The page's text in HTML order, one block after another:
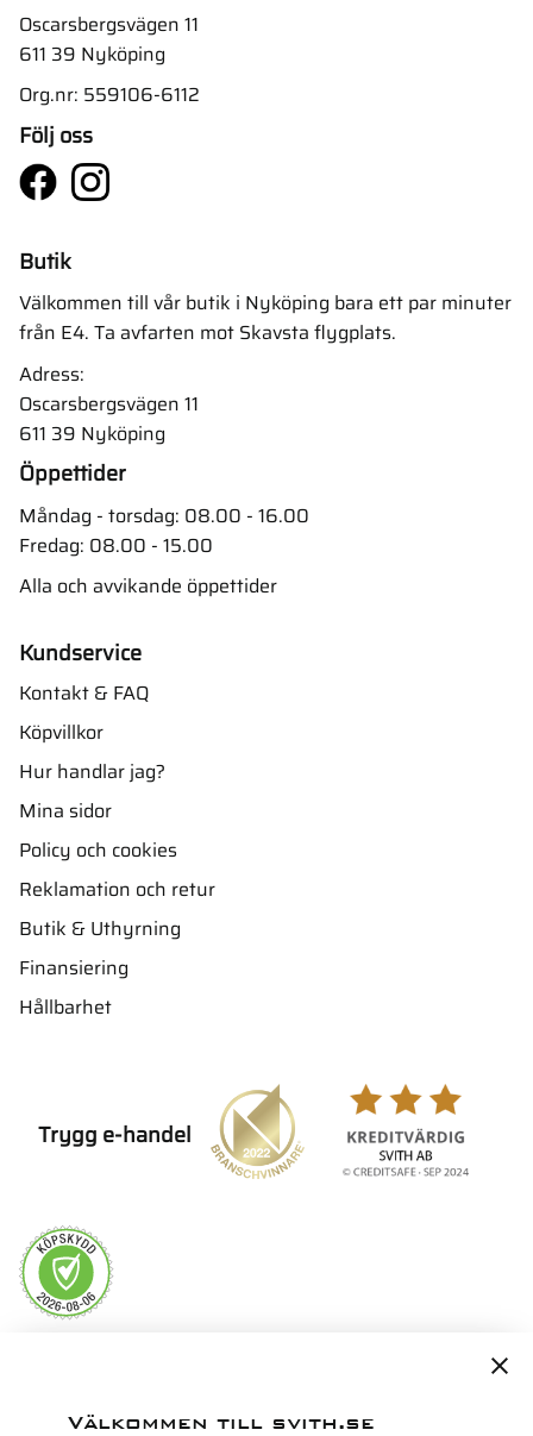
Oscarsbergsvägen 11
611 39 Nyköping
Org.nr: 559106-6112
Följ oss
Butik
Välkommen till vår butik i Nyköping bara ett par minuter
från E4. Ta avfarten mot Skavsta flygplats.
Adress:
Oscarsbergsvägen 11
611 39 Nyköping
Öppettider
Måndag - torsdag: 08.00 - 16.00
Fredag: 08.00 - 15.00
Alla och avvikande öppettider
Kundservice
Kontakt & FAQ
Köpvillkor
Hur handlar jag?
Mina sidor
Policy och cookies
Reklamation och retur
Butik & Uthyrning
Finansiering
Hållbarhet
Trygg e-handel
Välkommen till svith.se